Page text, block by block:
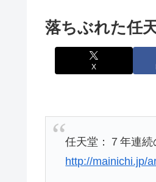
落ちぶれた任
X
任天堂：７年連
http://mainichi.jp/